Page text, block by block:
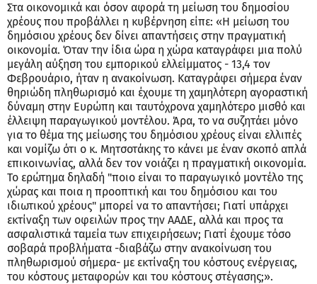
Στα οικονομικά και όσον αφορά τη μείωση του δημοσίου
χρέους που προβάλλει η κυβέρνηση είπε: «Η μείωση του
δημόσιου χρέους δεν δίνει απαντήσεις στην πραγματική
οικονομία. Όταν την ίδια ώρα η χώρα καταγράφει μια πολύ
μεγάλη αύξηση του εμπορικού ελλείμματος - 13,4 τον
Φεβρουάριο, ήταν η ανακοίνωση. Καταγράφει σήμερα έναν
θηριώδη πληθωρισμό και έχουμε τη χαμηλότερη αγοραστική
δύναμη στην Ευρώπη και ταυτόχρονα χαμηλότερο μισθό και
έλλειψη παραγωγικού μοντέλου. Άρα, το να συζητάει μόνο
για το θέμα της μείωσης του δημόσιου χρέους είναι ελλιπές
και νομίζω ότι ο κ. Μητσοτάκης το κάνει με έναν σκοπό απλά
επικοινωνίας, αλλά δεν τον νοιάζει η πραγματική οικονομία.
Το ερώτημα δηλαδή "ποιο είναι το παραγωγικό μοντέλο της
χώρας και ποια η προοπτική και του δημόσιου και του
ιδιωτικού χρέους" μπορεί να το απαντήσει; Γιατί υπάρχει
εκτίναξη των οφειλών προς την ΑΑΔΕ, αλλά και προς τα
ασφαλιστικά ταμεία των επιχειρήσεων; Γιατί έχουμε τόσο
σοβαρά προβλήματα -διαβάζω στην ανακοίνωση του
πληθωρισμού σήμερα- με εκτίναξη του κόστους ενέργειας,
του κόστους μεταφορών και του κόστους στέγασης;».